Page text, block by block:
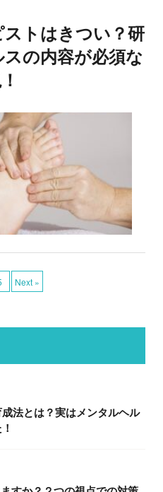
トはきつい？研
の内容が必須な
Next »
法とは？実はメンタルヘル